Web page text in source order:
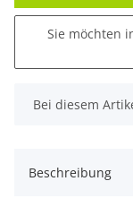
Sie möchten
x
Bei diesem
Beschreibung